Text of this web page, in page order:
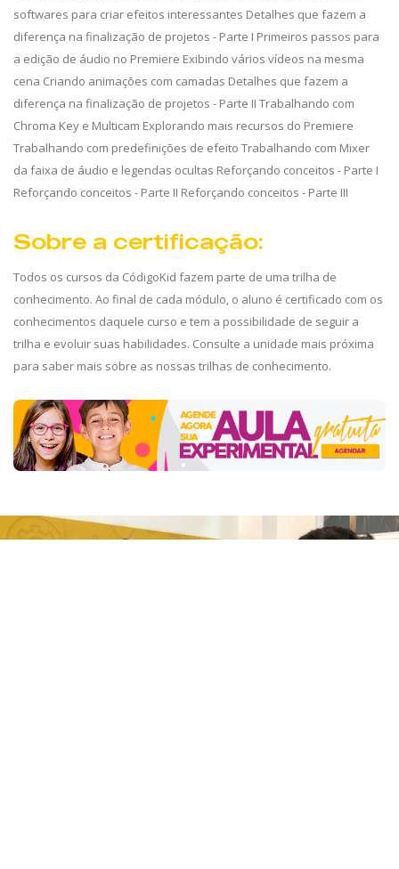
softwares para criar efeitos interessantes Detalhes que fazem a
diferença na finalização de projetos - Parte I Primeiros passos para
a edição de áudio no Premiere Exibindo vários vídeos na mesma
cena Criando animações com camadas Detalhes que fazem a
diferença na finalização de projetos - Parte II Trabalhando com
Chroma Key e Multicam Explorando mais recursos do Premiere
Trabalhando com predefinições de efeito Trabalhando com Mixer
da faixa de áudio e legendas ocultas Reforçando conceitos - Parte I
Reforçando conceitos - Parte II Reforçando conceitos - Parte III
Sobre a certificação:
Todos os cursos da CódigoKid fazem parte de uma trilha de
conhecimento. Ao final de cada módulo, o aluno é certificado com os
conhecimentos daquele curso e tem a possibilidade de seguir a
trilha e evoluir suas habilidades. Consulte a unidade mais próxima
para saber mais sobre as nossas trilhas de conhecimento.